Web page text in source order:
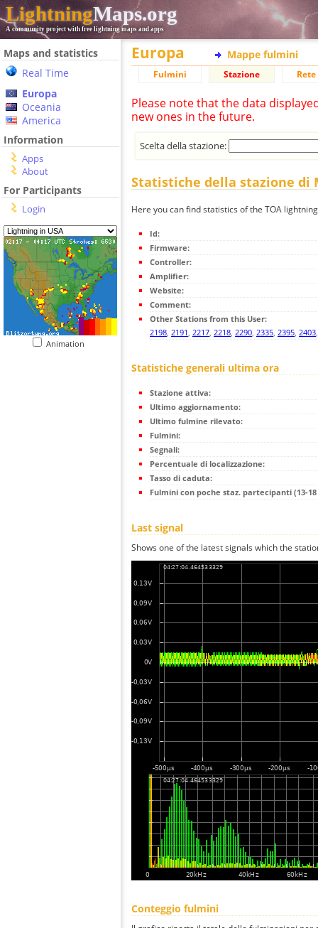
LightningMaps.org
A community project with free lightning maps and apps
Maps and statistics
Real Time
Europa
Oceania
America
Information
Apps
About
For Participants
Login
Animation
Europa Mappe fulmini
Fulmini Stazione
Please note that the data
new ones in the future.
Scelta della stazione:
Statistiche della stazione di
Here you can find statistics of the TOA
Id:
Firmware:
Controller:
Amplifier:
Website:
Comment:
Other Stations from this User:
2198, 2191, 2217, 2218, 2290, 2335, 2395, 2403
Statistiche generali ultima ora
Stazione attiva:
Ultimo aggiornamento:
Ultimo fulmine rilevato:
Fulmini:
Segnali:
Percentuale di localizzazione:
Tasso di caduta:
Fulmini con poche staz. partecipanti (13-
Last signal
Shows one of the latest signals which the
Conteggio fulmini